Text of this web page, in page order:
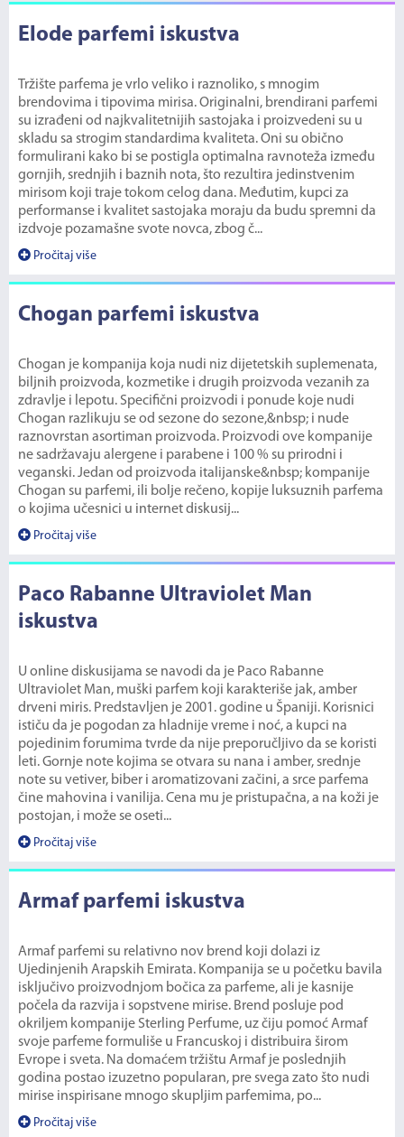
Elode parfemi iskustva
Tržište parfema je vrlo veliko i raznoliko, s mnogim
brendovima i tipovima mirisa. Originalni, brendirani parfemi
su izrađeni od najkvalitetnijih sastojaka i proizvedeni su u
skladu sa strogim standardima kvaliteta. Oni su obično
formulirani kako bi se postigla optimalna ravnoteža između
gornjih, srednjih i baznih nota, što rezultira jedinstvenim
mirisom koji traje tokom celog dana. Međutim, kupci za
performanse i kvalitet sastojaka moraju da budu spremni da
izdvoje pozamašne svote novca, zbog č...
Pročitaj više
Chogan parfemi iskustva
Chogan je kompanija koja nudi niz dijetetskih suplemenata,
biljnih proizvoda, kozmetike i drugih proizvoda vezanih za
zdravlje i lepotu. Specifični proizvodi i ponude koje nudi
Chogan razlikuju se od sezone do sezone,&nbsp; i nude
raznovrstan asortiman proizvoda. Proizvodi ove kompanije
ne sadržavaju alergene i parabene i 100 % su prirodni i
veganski. Jedan od proizvoda italijanske&nbsp; kompanije
Chogan su parfemi, ili bolje rečeno, kopije luksuznih parfema
o kojima učesnici u internet diskusij...
Pročitaj više
Paco Rabanne Ultraviolet Man
iskustva
U online diskusijama se navodi da je Paco Rabanne
Ultraviolet Man, muški parfem koji karakteriše jak, amber
drveni miris. Predstavljen je 2001. godine u Španiji. Korisnici
ističu da je pogodan za hladnije vreme i noć, a kupci na
pojedinim forumima tvrde da nije preporučljivo da se koristi
leti. Gornje note kojima se otvara su nana i amber, srednje
note su vetiver, biber i aromatizovani začini, a srce parfema
čine mahovina i vanilija. Cena mu je pristupačna, a na koži je
postojan, i može se oseti...
Pročitaj više
Armaf parfemi iskustva
Armaf parfemi su relativno nov brend koji dolazi iz
Ujedinjenih Arapskih Emirata. Kompanija se u početku bavila
isključivo proizvodnjom bočica za parfeme, ali je kasnije
počela da razvija i sopstvene mirise. Brend posluje pod
okriljem kompanije Sterling Perfume, uz čiju pomoć Armaf
svoje parfeme formuliše u Francuskoj i distribuira širom
Evrope i sveta. Na domaćem tržištu Armaf je poslednjih
godina postao izuzetno popularan, pre svega zato što nudi
mirise inspirisane mnogo skupljim parfemima, po...
Pročitaj više